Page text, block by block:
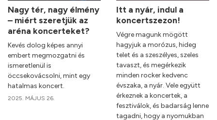
Nagy tér, nagy élmény
– miért szeretjük az
aréna koncerteket?
Kevés dolog képes annyi
embert megmozgatni és
ismeretlenül is
öccsekovácsolni, mint egy
hatalmas koncert.
2025. MÁJUS 26.
Itt a nyár, indul a
koncertszezon!
Végre magunk mögött
hagyjuk a morózus, hideg
telet és a szeszélyes, szeles
tavaszt, és megérkezik
minden rocker kedvenc
évszaka, a nyár. Vele együtt
érkeznek a koncertek, a
fesztiválok, és badarság lenne
tagadni, hogy a nyomukban